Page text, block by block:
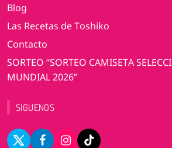
Blog
Las Recetas de Toshiko
Contacto
SORTEO “SORTEO CAMISETA
MUNDIAL 2026”
SIGUENOS